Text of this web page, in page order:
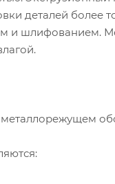
деталей более
и шлифованием.